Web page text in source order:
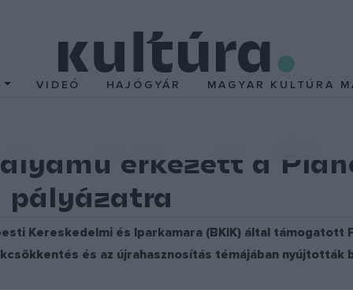
VIDEÓ HAJÓGYÁR MAGYAR KULTÚRA
érkezett a
Kereskedelmi és Iparkamara (BKIK) által
és az újrahasznosítás témájában